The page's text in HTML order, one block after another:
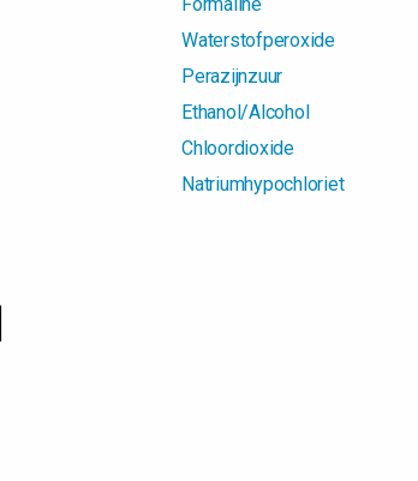
Waterstofperoxide
Perazijnzuur
Ethanol/Alcohol
Chloordioxide
Natriumhypochloriet